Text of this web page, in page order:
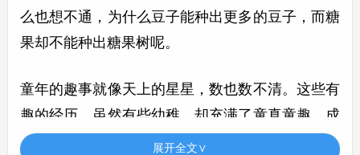
么也想不通，为什么豆子能种出更多的豆子，而糖
果却不能种出糖果树呢。
童年的趣事就像天上的星星，数也数不清。这些有
趣的经历，虽然有些幼稚，却充满了童真童趣，成
为我心中最珍贵的回忆。展开全文∨